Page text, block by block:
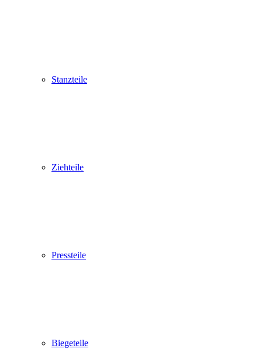
Stanzteile
Ziehteile
Pressteile
Biegeteile